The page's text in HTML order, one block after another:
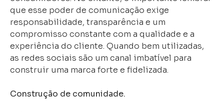
que esse poder de comunicação exige
responsabilidade, transparência e um
compromisso constante com a qualidade e a
experiência do cliente. Quando bem utilizadas,
as redes sociais são um canal imbatível para
construir uma marca forte e fidelizada.
Construção de comunidade.